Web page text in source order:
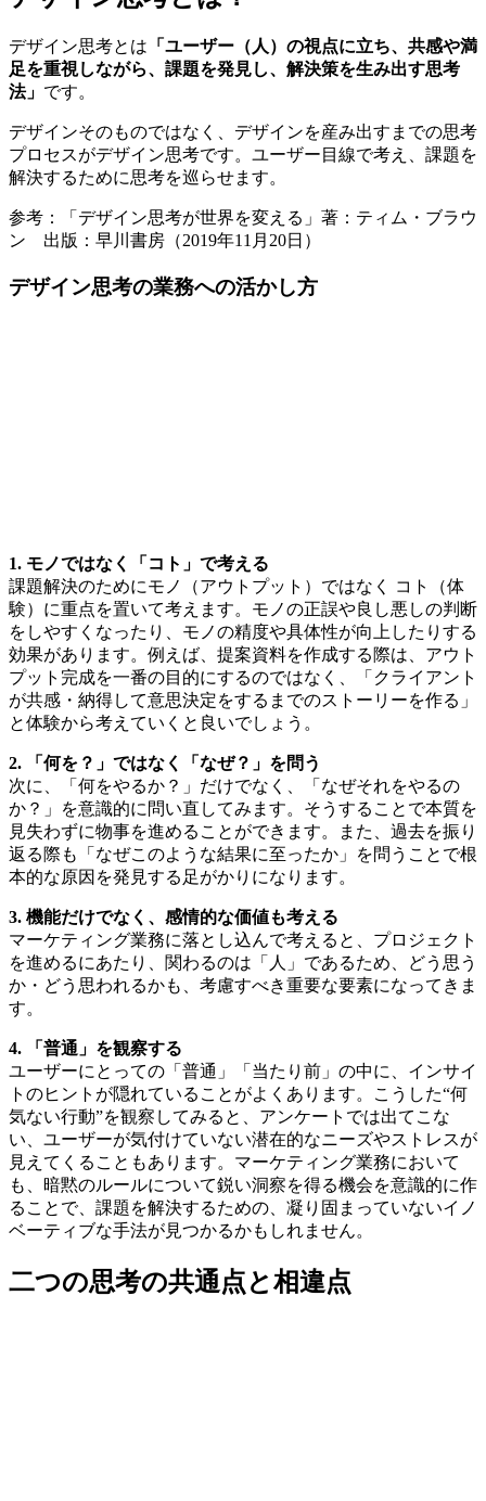
デザイン思考とは 「ユーザー（人）の視点に立ち、共感や満
足を重視しながら、課題を発見し、解決策を生み出す思考
法」 です。
デザインそのものではなく、デザインを産み出すまでの思考
プロセスがデザイン思考です。ユーザー目線で考え、課題を
解決するために思考を巡らせます。
参考：「デザイン思考が世界を変える」著：ティム・ブラウ
ン 出版：早川書房（2019年11月20日）
デザイン思考の業務への活かし方
1. モノではなく「コト」で考える
課題解決のためにモノ（アウトプット）ではなく コト（体
験）に重点を置いて考えます。モノの正誤や良し悪しの判断
をしやすくなったり、モノの精度や具体性が向上したりする
効果があります。例えば、提案資料を作成する際は、アウト
プット完成を一番の目的にするのではなく、「クライアント
が共感・納得して意思決定をするまでのストーリーを作る」
と体験から考えていくと良いでしょう。
2. 「何を？」ではなく「なぜ？」を問う
次に、「何をやるか？」だけでなく、「なぜそれをやるの
か？」を意識的に問い直してみます。そうすることで本質を
見失わずに物事を進めることができます。また、過去を振り
返る際も「なぜこのような結果に至ったか」を問うことで根
本的な原因を発見する足がかりになります。
3. 機能だけでなく、感情的な価値も考える
マーケティング業務に落とし込んで考えると、プロジェクト
を進めるにあたり、関わるのは「人」であるため、どう思う
か・どう思われるかも、考慮すべき重要な要素になってきま
す。
4. 「普通」を観察する
ユーザーにとっての「普通」「当たり前」の中に、インサイ
トのヒントが隠れていることがよくあります。こうした“何
気ない行動”を観察してみると、アンケートでは出てこな
い、ユーザーが気付けていない潜在的なニーズやストレスが
見えてくることもあります。マーケティング業務において
も、暗黙のルールについて鋭い洞察を得る機会を意識的に作
ることで、課題を解決するための、凝り固まっていないイノ
ベーティブな手法が見つかるかもしれません。
二つの思考の共通点と相違点